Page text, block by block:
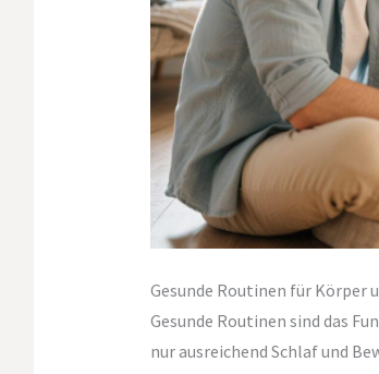
Gesunde Routinen für Körper
Gesunde Routinen sind das
nur ausreichend Schlaf und